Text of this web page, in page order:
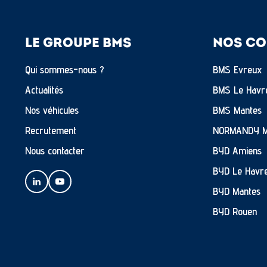
LE GROUPE BMS
Qui sommes-nous ?
Actualités
Nos véhicules
Recrutement
Nous contacter
NOS
BMS Evreux
BMS Le
BMS Mantes
NORMANDY
BYD Amiens
BYD Le
BYD Mantes
BYD Rouen